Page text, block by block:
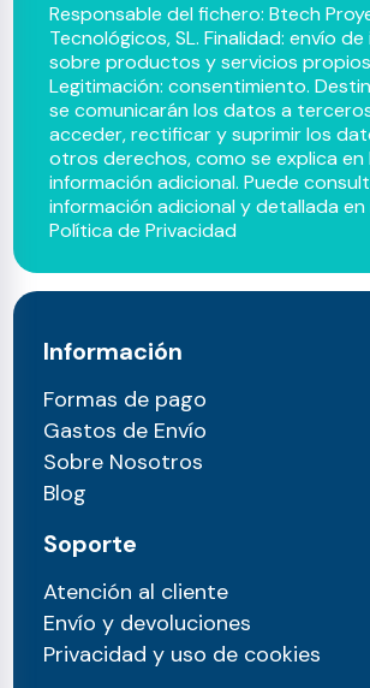
Responsable del fichero: Btech
Tecnológicos, SL. Finalidad: envío
sobre productos y servicios
Legitimación: consentimiento.
se comunicarán los datos a
acceder, rectificar y suprimir los
otros derechos, como se explica en
información adicional. Puede
información adicional y detallada
Política de Privacidad
Información
Formas de pago
Gastos de Envío
Sobre Nosotros
Blog
Soporte
Atención al cliente
Envío y devoluciones
Privacidad y uso de cookies